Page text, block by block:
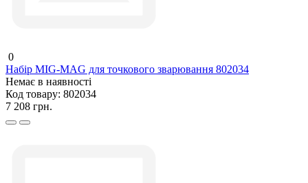
0
Набір MIG-MAG для точкового зварювання 802034
Немає в наявності
Код товару: 802034
7 208 грн.